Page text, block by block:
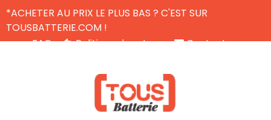
*ACHETER AU PRIX LE PLUS BAS ? C'EST SUR
TOUSBATTERIE.COM !
FAQ
Politique de retour
Contactez-nous